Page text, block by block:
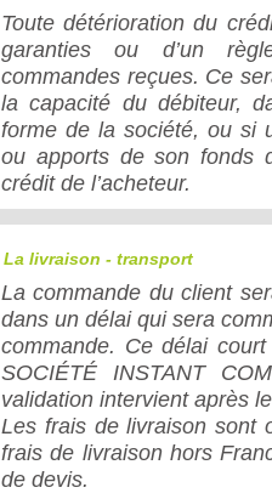
Toute détérioration du
garanties ou d’un
commandes reçues. Ce
la capacité du débiteur,
forme de la société, ou si
ou apports de son fonds
crédit de l’acheteur.
La livraison - transport
La commande du client
dans un délai qui sera
commande. Ce délai
SOCIÉTÉ INSTANT
validation intervient après
Les frais de livraison sont
frais de livraison hors
de devis.